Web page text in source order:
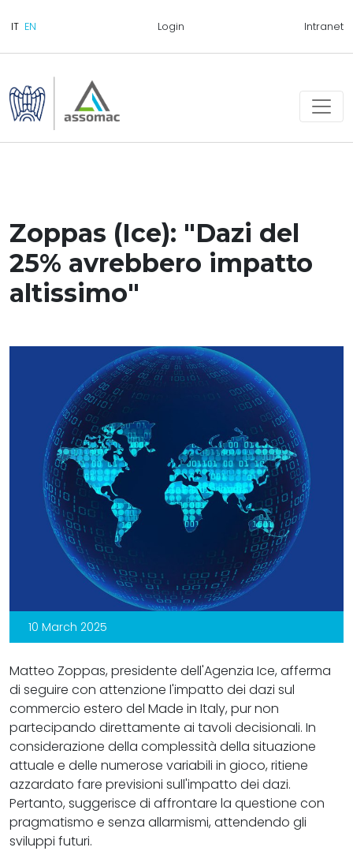
Login Intranet
Zoppas (Ice): "Dazi del
25% avrebbero impatto
altissimo"
10 March 2025
Matteo Zoppas, presidente dell'Agenzia Ice, afferma
di seguire con attenzione l'impatto dei dazi sul
commercio estero del Made in Italy, pur non
partecipando direttamente ai tavoli decisionali. In
considerazione della complessità della situazione
attuale e delle numerose variabili in gioco, ritiene
azzardato fare previsioni sull'impatto dei dazi.
Pertanto, suggerisce di affrontare la questione con
pragmatismo e senza allarmismi, attendendo gli
sviluppi futuri.